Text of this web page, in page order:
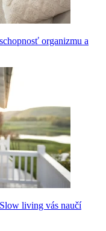
organizmu a
living vás naučí